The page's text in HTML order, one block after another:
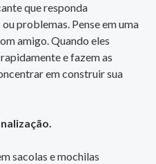
que responda
problemas. Pense em uma
amigo. Quando eles
e fazem as
em construir sua
sacolas e mochilas